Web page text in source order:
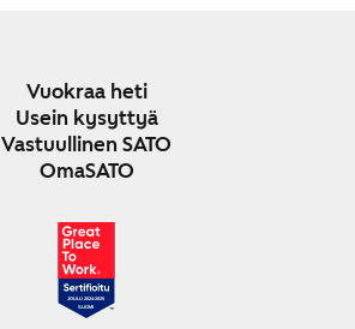
Vuokraa heti
Usein kysyttyä
Vastuullinen SATO
OmaSATO
JOULU 2024-2025
SUOMI